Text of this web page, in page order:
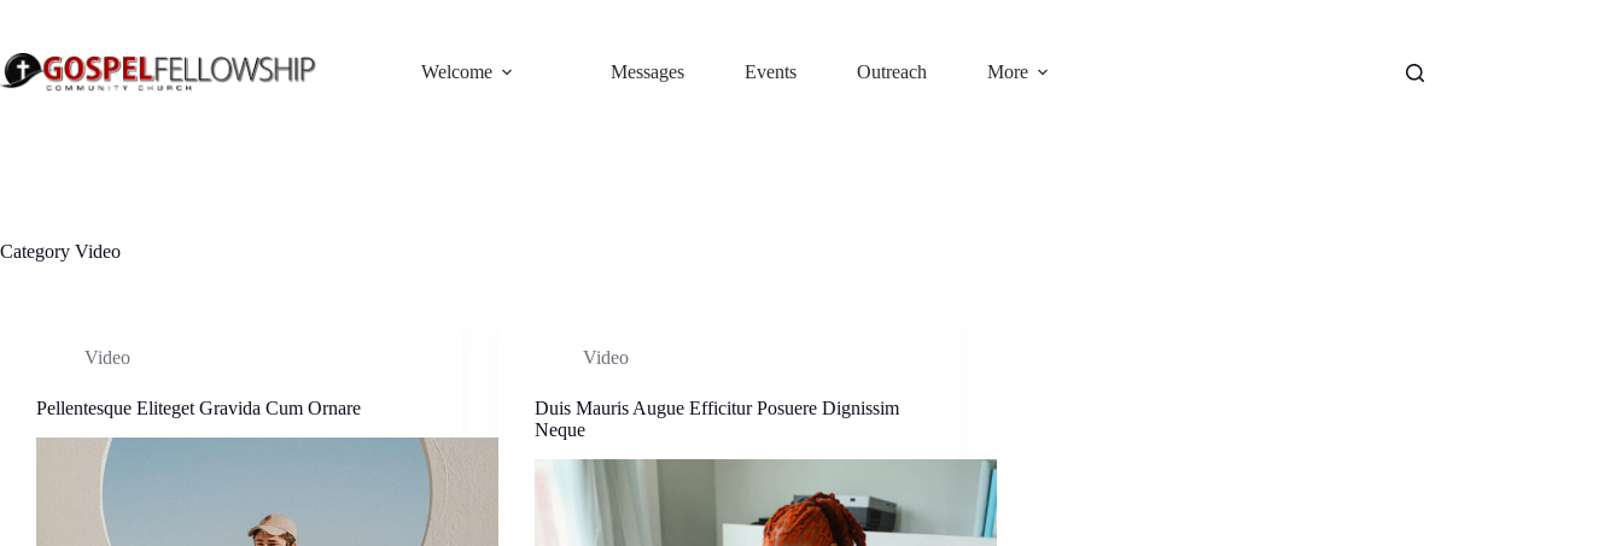
content
Welcome
Messages Events Outreach More
Category Video
Video
Pellentesque Eliteget Gravida Cum Ornare
Video
Duis Mauris Augue Efficitur Posuere Dignissim
Neque